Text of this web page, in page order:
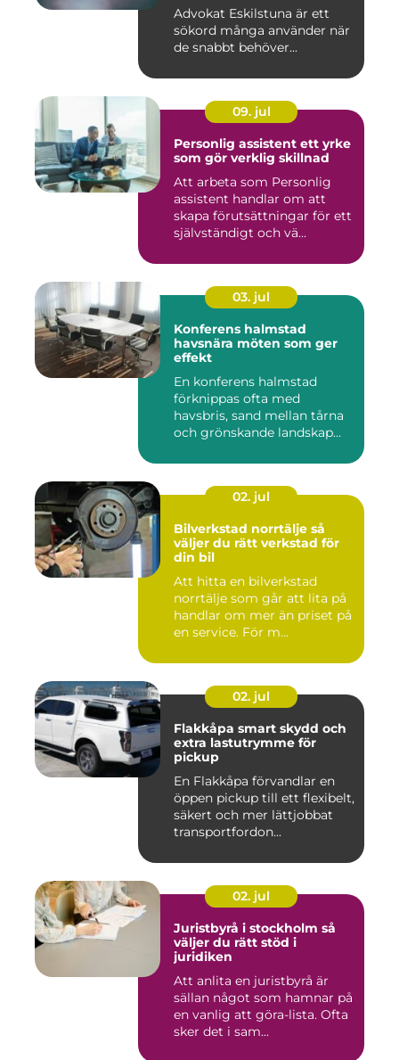
Advokat Eskilstuna är ett
sökord många använder när
de snabbt behöver...
09. jul
Personlig assistent ett yrke
som gör verklig skillnad
Att arbeta som Personlig
assistent handlar om att
skapa förutsättningar för ett
självständigt och vä...
03. jul
Konferens halmstad
havsnära möten som ger
effekt
En konferens halmstad
förknippas ofta med
havsbris, sand mellan tårna
och grönskande landskap
02. jul
Bilverkstad norrtälje så
väljer du rätt verkstad för
din bil
Att hitta en bilverkstad
norrtälje som går att lita på
handlar om mer än priset på
en service. För m...
02. jul
Flakkåpa smart skydd och
extra lastutrymme för
pickup
En Flakkåpa förvandlar en
öppen pickup till ett flexibelt,
säkert och mer lättjobbat
transportfordon...
02. jul
Juristbyrå i stockholm så
väljer du rätt stöd i
juridiken
Att anlita en juristbyrå är
sällan något som hamnar på
en vanlig att göra-lista. Ofta
sker det i sam...